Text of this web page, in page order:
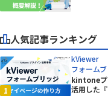
人気記事ランキング
kViewer
フォーム
kintoneプ
活用した